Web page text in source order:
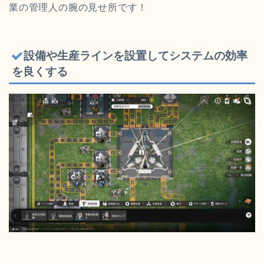
業の管理人の腕の見せ所です！
設備や生産ラインを設置してシステムの効率
を良くする